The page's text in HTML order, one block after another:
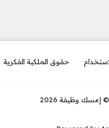
حقوق الملكية الفكرية
وظيفة 2026